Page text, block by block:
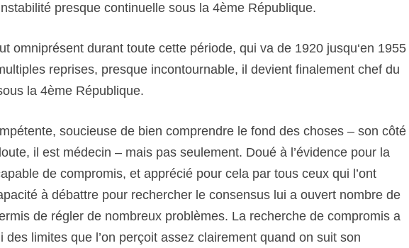
presque continuelle sous la 4ème République.
omniprésent durant toute cette période, qui va de 1920 jusqu‘en 1955
reprises, presque incontournable, il devient finalement chef du
la 4ème République.
soucieuse de bien comprendre le fond des choses – son côté
il est médecin – mais pas seulement. Doué à l’évidence pour la
de compromis, et apprécié pour cela par tous ceux qui l’ont
à débattre pour rechercher le consensus lui a ouvert nombre de
de régler de nombreux problèmes. La recherche de compromis a
des limites que l’on perçoit assez clairement quand on suit son